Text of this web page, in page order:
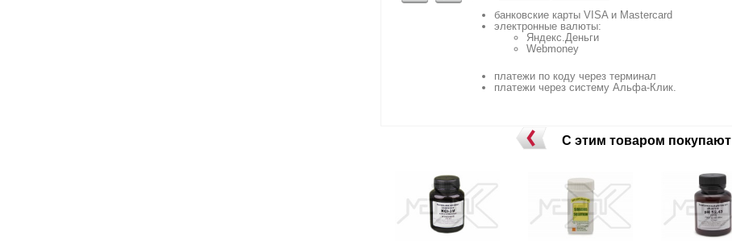
банковские карты VISA и Mastercard
электронные валюты:
Яндекс.Деньги
Webmoney
платежи по коду через терминал
платежи через систему Альфа-Клик.
С этим товаром покупают